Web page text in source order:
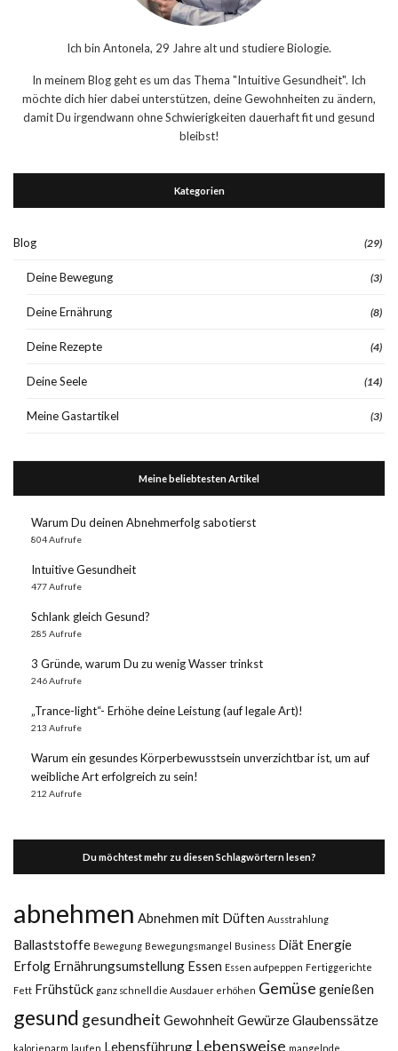
Ich bin Antonela, 29 Jahre alt und studiere Biologie.
In meinem Blog geht es um das Thema "Intuitive Gesundheit". Ich
möchte dich hier dabei unterstützen, deine Gewohnheiten zu ändern,
damit Du irgendwann ohne Schwierigkeiten dauerhaft fit und gesund
bleibst!
Kategorien
Blog (29)
Deine Bewegung (3)
Deine Ernährung (8)
Deine Rezepte (4)
Deine Seele (14)
Meine Gastartikel (3)
Meine beliebtesten Artikel
Warum Du deinen Abnehmerfolg sabotierst
804 Aufrufe
Intuitive Gesundheit
477 Aufrufe
Schlank gleich Gesund?
285 Aufrufe
3 Gründe, warum Du zu wenig Wasser trinkst
246 Aufrufe
„Trance-light“- Erhöhe deine Leistung (auf legale Art)!
213 Aufrufe
Warum ein gesundes Körperbewusstsein unverzichtbar ist, um auf
weibliche Art erfolgreich zu sein!
212 Aufrufe
Du möchtest mehr zu diesen Schlagwörtern lesen?
abnehmen Abnehmen mit Düften Ausstrahlung
Ballaststoffe Bewegung Bewegungsmangel Business Diät Energie
Erfolg Ernährungsumstellung Essen Essen aufpeppen Fertiggerichte
Fett Frühstück ganz schnell die Ausdauer erhöhen Gemüse genießen
gesund gesundheit GewohnheitGewürzeGlaubenssätze
kalorienarm laufen Lebensführung Lebensweise mangelnde